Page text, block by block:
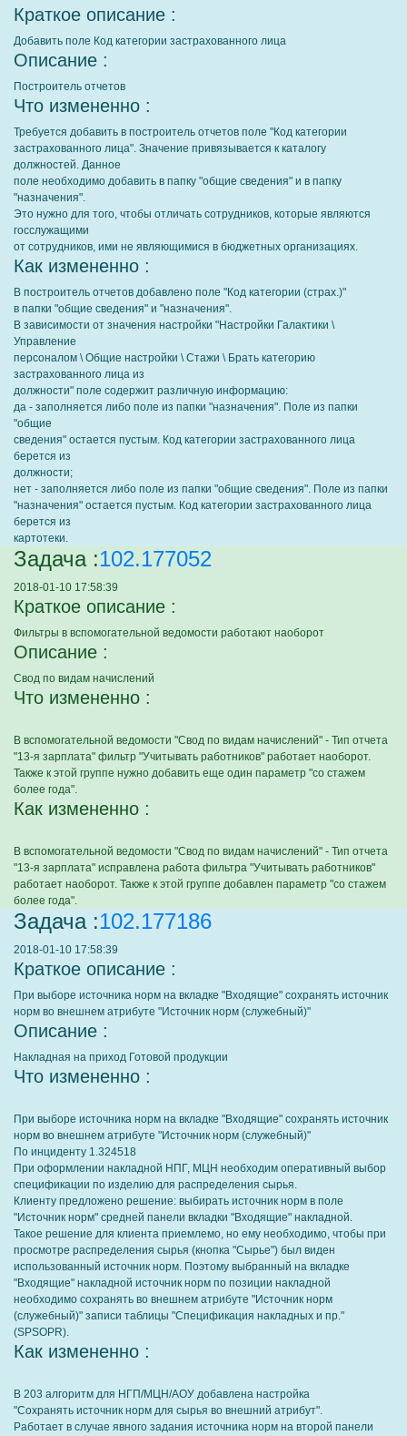
Краткое описание :
Добавить поле Код категории застрахованного лица
Описание :
Построитель отчетов
Что измененно :
Требуется добавить в построитель отчетов поле "Код категории
застрахованного лица". Значение привязывается к каталогу
должностей. Данное
поле необходимо добавить в папку "общие сведения" и в папку
"назначения".
Это нужно для того, чтобы отличать сотрудников, которые являются
госслужащими
от сотрудников, ими не являющимися в бюджетных организациях.
Как измененно :
В построитель отчетов добавлено поле "Код категории (страх.)"
в папки "общие сведения" и "назначения".
В зависимости от значения настройки "Настройки Галактики \
Управление
персоналом \ Общие настройки \ Стажи \ Брать категорию
застрахованного лица из
должности" поле содержит различную информацию:
да - заполняется либо поле из папки "назначения". Поле из папки
"общие
сведения" остается пустым. Код категории застрахованного лица
берется из
должности;
нет - заполняется либо поле из папки "общие сведения". Поле из папки
"назначения" остается пустым. Код категории застрахованного лица
берется из
картотеки.
Задача :102.177052
2018-01-10 17:58:39
Краткое описание :
Фильтры в вспомогательной ведомости работают наоборот
Описание :
Свод по видам начислений
Что измененно :
В вспомогательной ведомости "Свод по видам начислений" - Тип отчета
"13-я зарплата" фильтр "Учитывать работников" работает наоборот.
Также к этой группе нужно добавить еще один параметр "со стажем
более года".
Как измененно :
В вспомогательной ведомости "Свод по видам начислений" - Тип отчета
"13-я зарплата" исправлена работа фильтра "Учитывать работников"
работает наоборот. Также к этой группе добавлен параметр "со стажем
более года".
Задача :102.177186
2018-01-10 17:58:39
Краткое описание :
При выборе источника норм на вкладке "Входящие" сохранять источник
норм во внешнем атрибуте "Источник норм (служебный)"
Описание :
Накладная на приход Готовой продукции
Что измененно :
При выборе источника норм на вкладке "Входящие" сохранять источник
норм во внешнем атрибуте "Источник норм (служебный)"
По инциденту 1.324518
При оформлении накладной НПГ, МЦН необходим оперативный выбор
спецификации по изделию для распределения сырья.
Клиенту предложено решение: выбирать источник норм в поле
"Источник норм" средней панели вкладки "Входящие" накладной.
Такое решение для клиента приемлемо, но ему необходимо, чтобы при
просмотре распределения сырья (кнопка "Сырье") был виден
использованный источник норм. Поэтому выбранный на вкладке
"Входящие" накладной источник норм по позиции накладной
необходимо сохранять во внешнем атрибуте "Источник норм
(служебный)" записи таблицы "Спецификация накладных и пр."
(SPSOPR).
Как измененно :
В 203 алгоритм для НГП/МЦН/АОУ добавлена настройка
"Сохранять источник норм для сырья во внешний атрибут".
Работает в случае явного задания источника норм на второй панели